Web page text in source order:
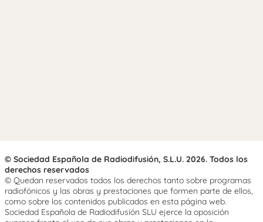
© Sociedad Española de Radiodifusión, S.L.U. 2026. Todos los
derechos reservados
© Quedan reservados todos los derechos tanto sobre programas
radiofónicos y las obras y prestaciones que formen parte de ellos,
como sobre los contenidos publicados en esta página web.
Sociedad Española de Radiodifusión SLU ejerce la oposición